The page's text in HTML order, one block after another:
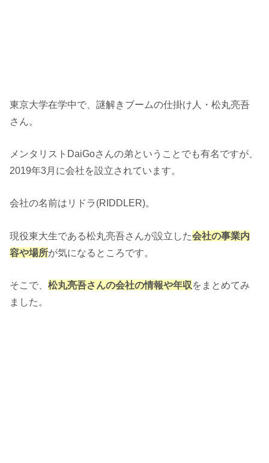
東京大学在学中で、謎解きブームの仕掛け人・松丸亮吾
さん。
メンタリストDaiGoさんの弟ということでも有名ですが、
2019年3月に会社を設立されています。
会社の名前はリドラ(RIDDLER)。
現役東大生である松丸亮吾さんが設立した会社の事業内
容や場所が気になるところです。
そこで、松丸亮吾さんの会社の情報や年収 をまとめてみ
ました。